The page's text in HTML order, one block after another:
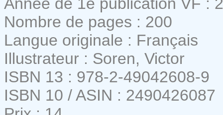
Nombre de pages : 200
Langue originale : Français
Illustrateur : Soren, Victor
ISBN 13 : 978-2-49042608-9
ISBN 10 / ASIN : 2490426087